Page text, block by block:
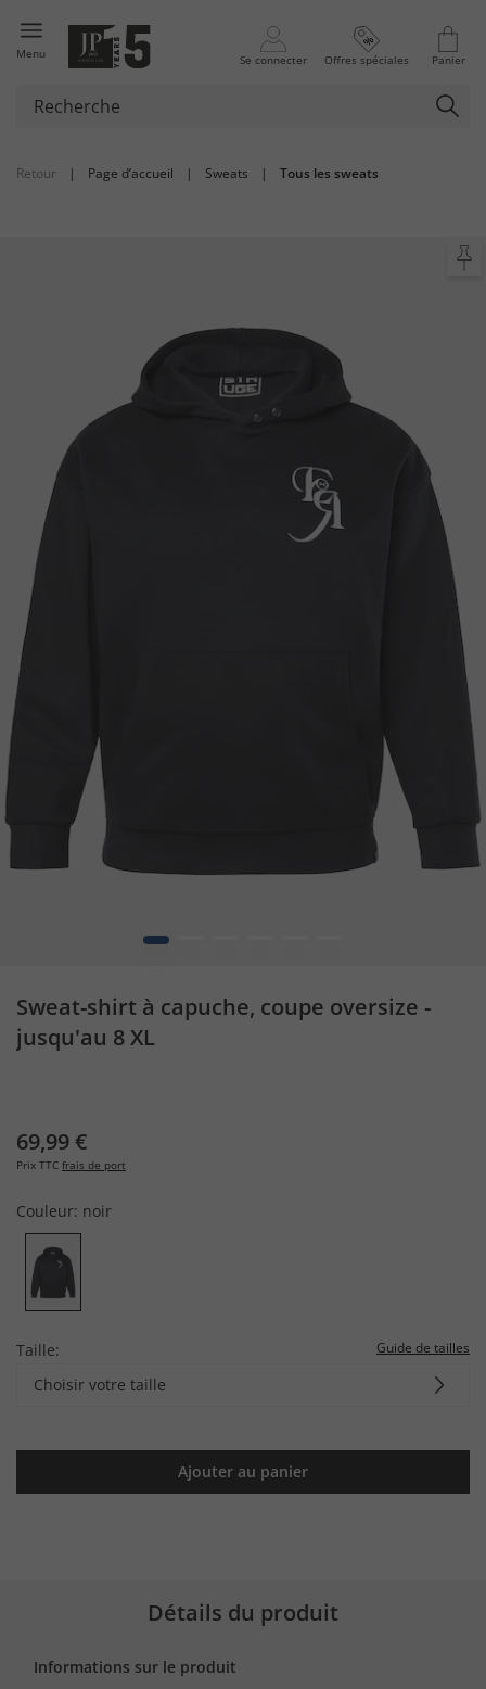
Menu Se connecter Offres spéciales Panier
Retour | Page d’accueil | Sweats | Tous les sweats
1
Sweat-shirt à capuche, coupe oversize -
jusqu'au 8 XL
69,99 €
Prix TTC frais de port
Couleur: noir
Taille: Guide de tailles
Choisir votre taille
Ajouter au panier
Détails du produit
Informations sur le produit